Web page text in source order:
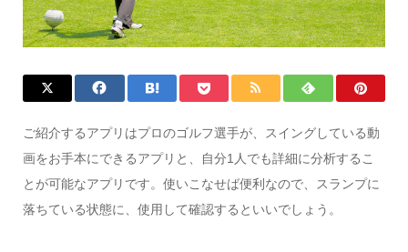
ご紹介するアプリはプロのゴルフ選手が、スイングしている動
画をお手本にできるアプリと、自分1人でも詳細に分析するこ
とが可能なアプリです。使いこなせば便利なので、スランプに
落ちている状態に、使用して確認するといいでしょう。